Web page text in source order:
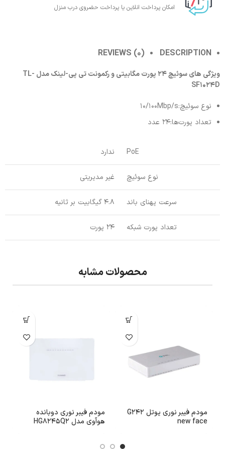
امکان پرداخت انلاین یا پرداخت حضروی درب منزل
DESCRIPTION
REVIEWS (0)
ویژگی های سوئیچ 24 پورت مگابیتی و رکمونت تی پی-لینک مدل TL-
SF1024D
نوع سوئیچ:10/100Mbp/s
تعداد پورت‌ها:24 عدد
PoE ندارد
نوع سوئیچ غیر مدیریتی
سرعت پهنای باند 4.8 گیگابیت بر ثانیه
تعداد پورت شبکه 24 پورت
محصولات مشابه
مودم فیبر نوری یوتل G242
new face
مودم فیبر نوری دوبانده
هوآوی مدل HG8245Q2